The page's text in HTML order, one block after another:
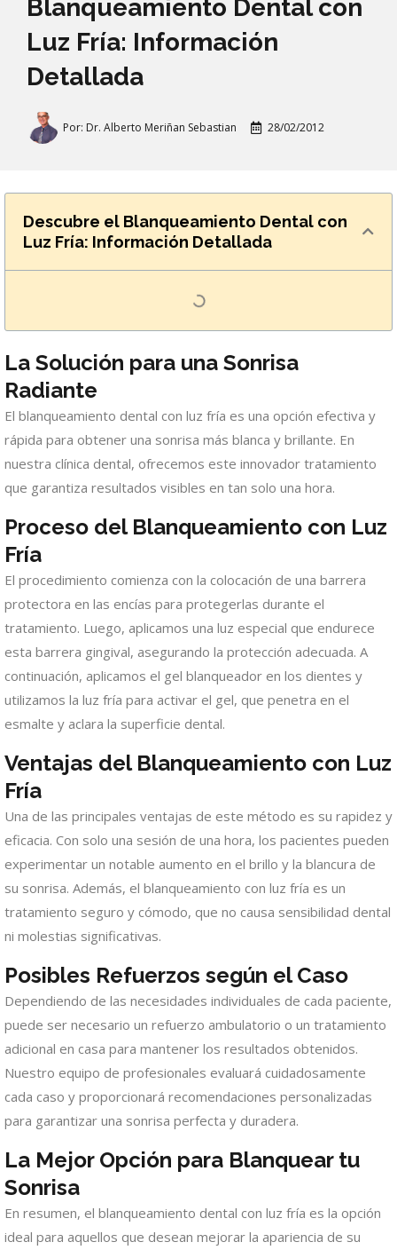
Blanqueamiento Dental con
Luz Fría: Información
Detallada
Por: Dr. Alberto Meriñan Sebastian 28/02/2012
Descubre el Blanqueamiento Dental con
Luz Fría: Información Detallada
La Solución para una Sonrisa
Radiante
El blanqueamiento dental con luz fría es una opción efectiva y
rápida para obtener una sonrisa más blanca y brillante. En
nuestra clínica dental, ofrecemos este innovador tratamiento
que garantiza resultados visibles en tan solo una hora.
Proceso del Blanqueamiento con Luz
Fría
El procedimiento comienza con la colocación de una barrera
protectora en las encías para protegerlas durante el
tratamiento. Luego, aplicamos una luz especial que endurece
esta barrera gingival, asegurando la protección adecuada. A
continuación, aplicamos el gel blanqueador en los dientes y
utilizamos la luz fría para activar el gel, que penetra en el
esmalte y aclara la superficie dental.
Ventajas del Blanqueamiento con Luz
Fría
Una de las principales ventajas de este método es su rapidez y
eficacia. Con solo una sesión de una hora, los pacientes pueden
experimentar un notable aumento en el brillo y la blancura de
su sonrisa. Además, el blanqueamiento con luz fría es un
tratamiento seguro y cómodo, que no causa sensibilidad dental
ni molestias significativas.
Posibles Refuerzos según el Caso
Dependiendo de las necesidades individuales de cada paciente,
puede ser necesario un refuerzo ambulatorio o un tratamiento
adicional en casa para mantener los resultados obtenidos.
Nuestro equipo de profesionales evaluará cuidadosamente
cada caso y proporcionará recomendaciones personalizadas
para garantizar una sonrisa perfecta y duradera.
La Mejor Opción para Blanquear tu
Sonrisa
En resumen, el blanqueamiento dental con luz fría es la opción
ideal para aquellos que desean mejorar la apariencia de su